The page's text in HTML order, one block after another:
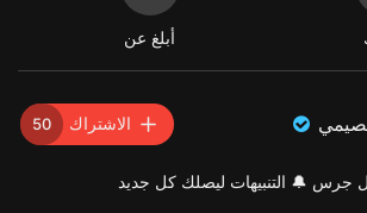
أبلغ عن
الاشتراك 50
جرس 🔔 التنبيهات ليصلك كل جديد